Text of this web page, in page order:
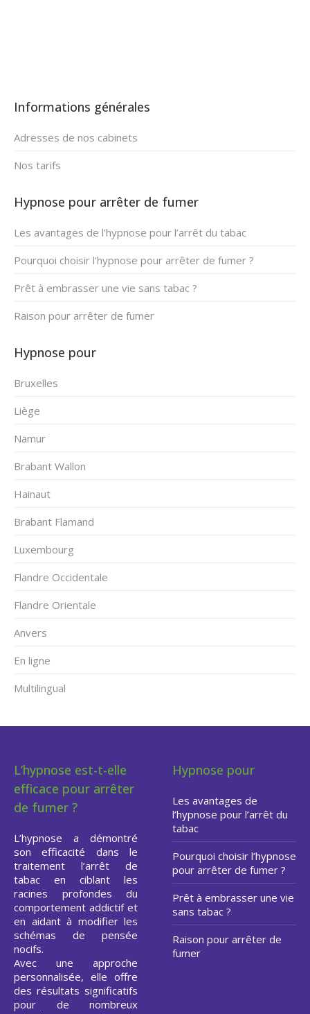
Informations générales
Adresses de nos cabinets
Nos tarifs
Hypnose pour arrêter de fumer
Les avantages de l’hypnose pour l’arrêt du tabac
Pourquoi choisir l’hypnose pour arrêter de fumer ?
Prêt à embrasser une vie sans tabac ?
Raison pour arrêter de fumer
Hypnose pour
Bruxelles
Liège
Namur
Brabant Wallon
Hainaut
Brabant Flamand
Luxembourg
Flandre Occidentale
Flandre Orientale
Anvers
En ligne
Multilingual
L’hypnose est-t-elle
efficace pour arrêter
de fumer ?
L’hypnose a démontré
son efficacité dans le
traitement l’arrêt de
tabac en ciblant les
racines profondes du
comportement addictif et
en aidant à modifier les
schémas de pensée
nocifs.
Avec une approche
personnalisée, elle offre
des résultats significatifs
pour de nombreux
Hypnose pour
Les avantages de
l’hypnose pour l’arrêt du
tabac
Pourquoi choisir l’hypnose
pour arrêter de fumer ?
Prêt à embrasser une vie
sans tabac ?
Raison pour arrêter de
fumer